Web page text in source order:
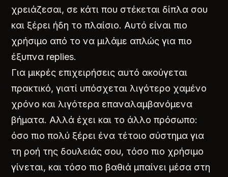
χρειάζεσαι, σε κάτι που στέκεται δίπλα σου
και ξέρει ήδη το πλαίσιο. Αυτό είναι πιο
χρήσιμο από το να μιλάμε απλώς για πιο
έξυπνα replies.
Για μικρές επιχειρήσεις αυτό ακούγεται
πρακτικό, γιατί υπόσχεται λιγότερο χαμένο
χρόνο και λιγότερα επαναλαμβανόμενα
βήματα. Αλλά έχει και το άλλο πρόσωπο:
όσο πιο πολύ ξέρει ένα τέτοιο σύστημα για
τη ροή της δουλειάς σου, τόσο πιο χρήσιμο
γίνεται, και τόσο πιο βαθιά μπαίνει μέσα στη